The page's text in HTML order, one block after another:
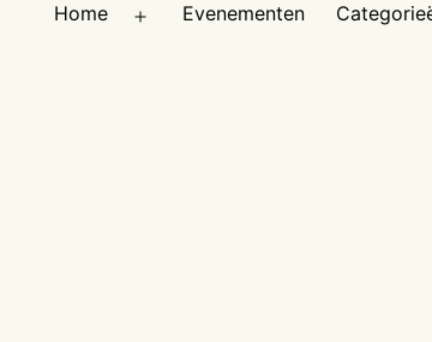
Home Evenementen